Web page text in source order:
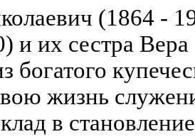
(1864 -
и их сестра
богатого
жизнь
в